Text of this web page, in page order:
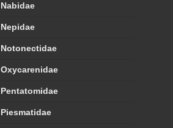
Nabidae
Nepidae
Notonectidae
Oxycarenidae
Pentatomidae
Piesmatidae